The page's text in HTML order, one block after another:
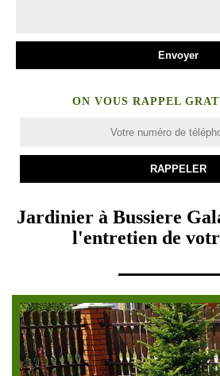
ON VOUS RAPPEL
Jardinier à Bussiere
l'entretien de